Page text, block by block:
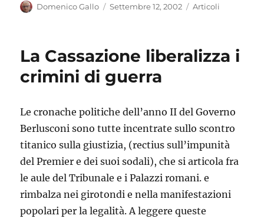
Autore
Domenico Gallo
Pubblicato
Settembre 12, 2002 Categorie
Articoli
La Cassazione liberalizza i
crimini di guerra
Le cronache politiche dell’anno II del Governo
Berlusconi sono tutte incentrate sullo scontro
titanico sulla giustizia, (rectius sull’impunità
del Premier e dei suoi sodali), che si articola fra
le aule del Tribunale e i Palazzi romani. e
rimbalza nei girotondi e nella manifestazioni
popolari per la legalità. A leggere queste